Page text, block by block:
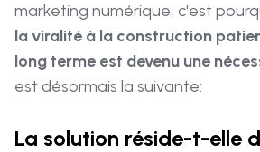
marketing numérique, c'est
la viralité à la construction
long terme est devenu une
est désormais la suivante:
La solution réside-t-elle